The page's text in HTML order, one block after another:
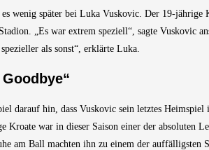
wenig später bei Luka Vuskovic. Der 19-
„Es war extrem speziell“, sagte Vuskovic
als sonst“, erklärte Luka.
darauf hin, dass Vuskovic sein letztes
Kroate war in dieser Saison einer der absoluten
am Ball machten ihn zu einem der auffälligsten